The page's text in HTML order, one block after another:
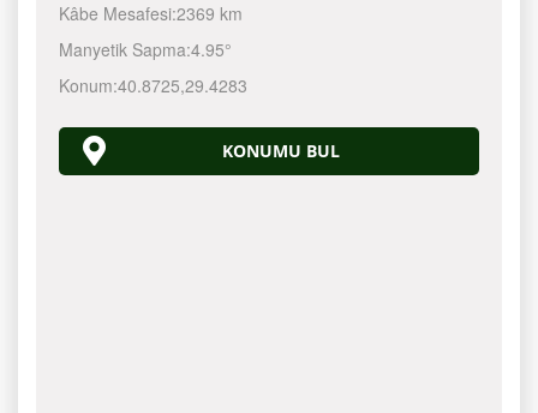
Kâbe Mesafesi:2369 km
Manyetik Sapma:4.95°
Konum:40.8725,29.4283
KONUMU BUL